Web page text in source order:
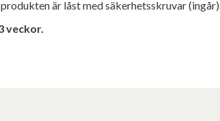
är låst med säkerhetsskruvar (ingår).
veckor.